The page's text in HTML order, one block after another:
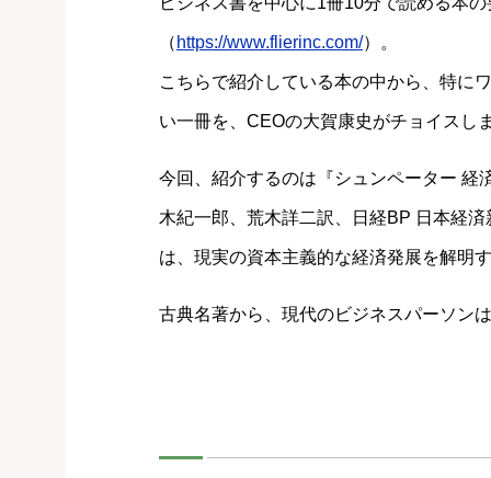
（ https://www.flierinc.com/）。
こちらで紹介している本の中から、特に
い一冊を、CEOの大賀康史がチョイスし
今回、紹介するのは『シュンペーター 経
木紀一郎、荒木詳二訳、日経BP 日本経
は、現実の資本主義的な経済発展を解明
古典名著から、現代のビジネスパーソン